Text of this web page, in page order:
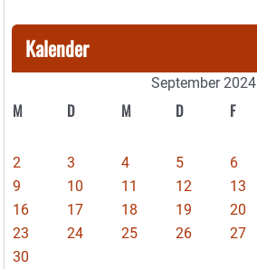
Kalender
September 2024
M D M D F
2
3 4 5 6
9
10 11 12 13
16
17 18 19 20
23
24 25 26 27
30